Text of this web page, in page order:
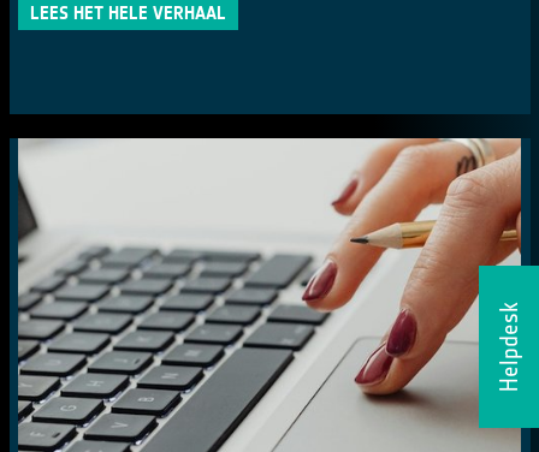
Helpdesk
LEES HET HELE VERHAAL